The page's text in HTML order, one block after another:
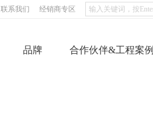
联系我们 经销商专区
品牌 合作伙伴&工程案例